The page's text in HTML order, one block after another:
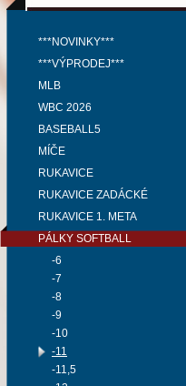
***NOVINKY***
***VÝPRODEJ***
MLB
WBC 2026
BASEBALL5
MÍČE
RUKAVICE
RUKAVICE ZADÁCKÉ
RUKAVICE 1. META
PÁLKY SOFTBALL
-6
-7
-8
-9
-10
-11
-11,5